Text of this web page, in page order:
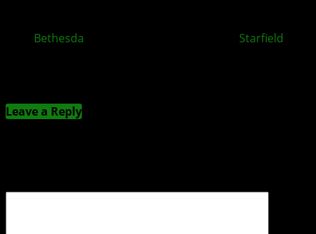
Bethesda Starfield
Leave a Reply